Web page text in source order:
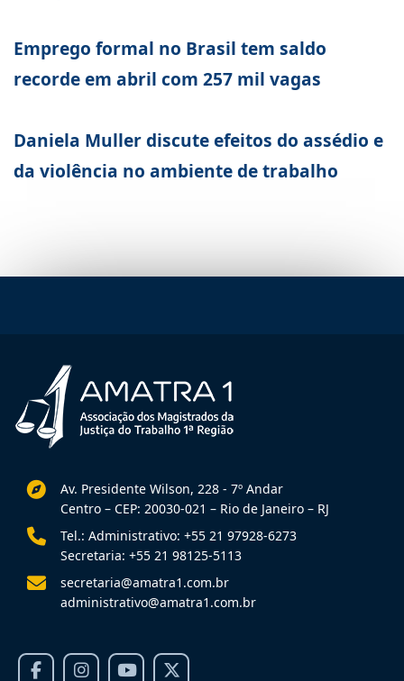
Emprego formal no Brasil tem saldo
recorde em abril com 257 mil vagas
Daniela Muller discute efeitos do assédio e
da violência no ambiente de trabalho
Av. Presidente Wilson, 228 - 7º Andar
Centro – CEP: 20030-021 – Rio de Janeiro – RJ
Tel.: Administrativo: +55 21 97928-6273
Secretaria: +55 21 98125-5113
secretaria@amatra1.com.br
administrativo@amatra1.com.br